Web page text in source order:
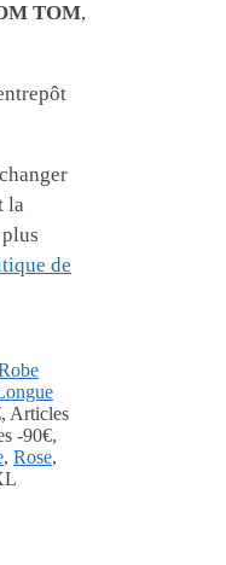
TOM,
la
de
, Articles
-90€,
, Rose,